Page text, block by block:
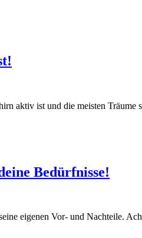
aktiv ist und die meisten Träume
Bedürfnisse!
eigenen Vor- und Nachteile.